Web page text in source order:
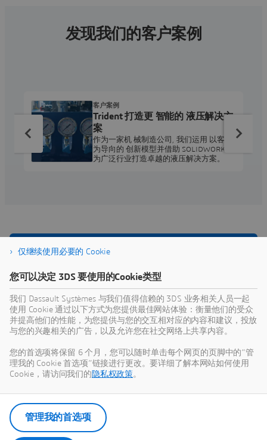
发现我们的客户案例
Trident 打造更 智能的 液压解决方
案
作为一家机 械制造公司, 我们运用 以客户
为导向的 创新模型并借助 SOLIDWORKS,
为广泛行业打造卓越的液压解决方案。
客户案例
进一步了解我们的行业解决方案如何帮助您实现您的专业
理想和业务目标
Scheduling Excellence
Owners & Operators schedule what they
plan and execute what they schedule on
an integrated supply chain planning
system
解决方案
仅继续使用必要的 Cookie
您可以决定 3DS 要使用的Cookie类型
我们 Dassault Systèmes 与我们值得信赖的 3DS 业务相关人员一起
使用 Cookie 通过以下方式为您提供最佳网站体验：衡量他们的受众
并提高他们的性能，为您提供与您的交互相对应的内容和建议，投放
与您的兴趣相关的广告，以及允许您在社交网络上共享内容。
您的首选项将保留 6 个月，您可以随时单击每个网页的页脚中的“管
理我的 Cookie 首选项”链接进行更改。要详细了解本网站如何使用
Cookie，请访问我们的 隐私权政策。
管理我的首选项